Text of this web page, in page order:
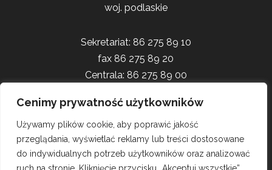
Cenimy prywatność użytkowników
Używamy plików cookie, aby poprawić jakość
przeglądania, wyświetlać reklamy lub treści dostosowane
do indywidualnych potrzeb użytkowników oraz analizować
woj. podlaskie
Sekretariat: 86 275 89 10
fax 86 275 89 20
Centrala: 86 275 89 00
sekretariat@odr-szepietowo.pl